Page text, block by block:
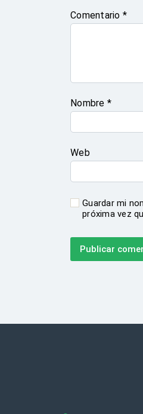
Comentario *
Nombre *
Web
Guardar mi
próxima vez